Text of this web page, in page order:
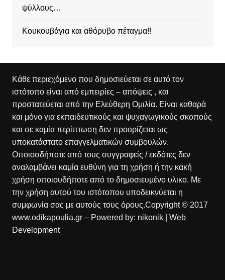
ψύλλους…
Κουκουβάγια και αθόρυβο πέταγμα!!
Κάθε περιεχόμενο που δημοσιεύεται σε αυτό τον
ιστότοπο είναι από εμπειρίες – απόψεις , και
προστατεύεται από την Ελεύθερη Ομιλία. Είναι καθαρά
και μόνο για εκπαιδευτικούς και ψυχαγωγικούς σκοπούς
και σε καμία περίπτωση δεν προορίζεται ως
υποκατάστατο επαγγελματικών συμβουλών.
Οποιοσδήποτε από τους συγγραφείς / εκδότες δεν
αναλαμβάνει καμία ευθύνη για τη χρήση ή την κακή
χρήση οποιουδήποτε από το δημοσιευμένο υλικο. Με
την χρήση αυτού του ιστότοπου υποδεικνύεται η
συμφωνία σας με αυτούς τους όρους.Copyright © 2017
www.odikapoulia.gr – Powered by: nikonik
| Web
Development